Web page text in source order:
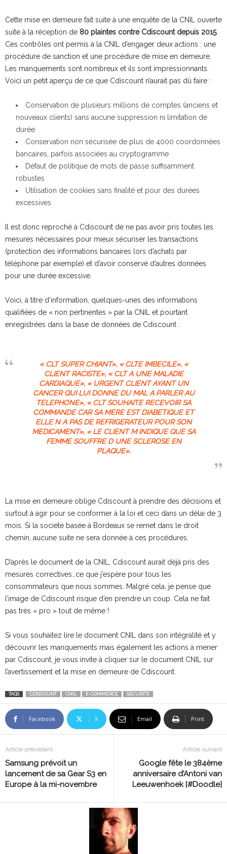
Cette mise en demeure fait suite à une enquête de la CNIL ouverte
suite à la réception de 80 plaintes contre Cdiscount depuis 2015.
Ces contrôles ont permis à la CNIL d’engager deux actions : une
procédure de sanction et une procédure de mise en demeure.
Les manquements sont nombreux et ils sont impressionnants.
Voici un petit aperçu de ce que Cdiscount n’aurait pas dû faire :
Conservation de plusieurs millions de comptes (anciens et
nouveaux clients) sans aucune suppression ni limitation de
durée
Conservation non sécurisée de plus de 4000 coordonnées
bancaires, parfois associées au cryptogramme
Défaut de politique de mots de passe suffisamment
robustes
Utilisation de cookies sans finalité et pour des durées
excessives
Il est donc reproché à Cdiscount de ne pas avoir pris toutes les
mesures nécessaires pour mieux sécuriser les transactions
(protection des informations bancaires lors d’achats par
téléphone par exemple) et d’avoir conservé d’autres données
pour une durée excessive.
Voici, à titre d’information, quelques-unes des informations
qualifiées de « non pertinentes » par la CNIL et pourtant
enregistrées dans la base de données de Cdiscount :
« CLT SUPER CHIANT», « CLTE IMBECILE», «
CLIENT RACISTE», « CLT A UNE MALADIE
CARDIAQUE», « URGENT CLIENT AYANT UN
CANCER QUI LUI DONNE DU MAL A PARLER AU
TELEPHONE», « CLT SOUHAITE RECEVOIR SA
COMMANDE CAR SA MERE EST DIABETIQUE ET
ELLE N A PAS DE REFRIGERATEUR POUR SON
MEDICAMENT», « LE CLIENT M INDIQUE QUE SA
FEMME SOUFFRE D UNE SCLEROSE EN
PLAQUE».
La mise en demeure oblige Cdiscount à prendre des décisions et
surtout à agir pour se conformer à la loi et ceci dans un délai de 3
mois. Si la société basée à Bordeaux se remet dans le droit
chemin, aucune suite ne sera donnée à ces procédures.
D’après le document de la CNIL, Cdiscount aurait déjà pris des
mesures correctives…ce que j’espère pour tous les
consommateurs que nous sommes. Malgré cela, je pense que
l’image de Cdiscount risque d’en prendre un coup. Cela ne fait
pas très « pro » tout de même !
Si vous souhaitez lire le document CNIL dans son intégralité et y
découvrir les manquements mais également les actions à mener
par Cdiscount, je vous invite à cliquer sur le document CNIL sur
l’avertissement et la mise en demeure de Cdiscount.
TAGS CDISCOUNT CNIL E-COMMERCE SECURITE
Facebook X Email Print
Article précédent
Samsung prévoit un
lancement de sa Gear S3 en
Europe à la mi-novembre
Article suivant
Google fête le 384ème
anniversaire d’Antoni van
Leeuwenhoek [#Doodle]